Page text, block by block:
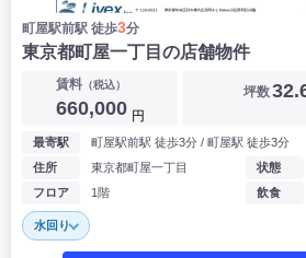
町屋駅前駅 徒歩3分
東京都町屋一丁目の店舗物件
賃料（税込）
660,000 円
坪数
最寄駅
町屋駅前駅 徒歩3分 / 町屋駅 徒歩3分
住所
東京都町屋一丁目
フロア
1階
状態
飲食
水回り